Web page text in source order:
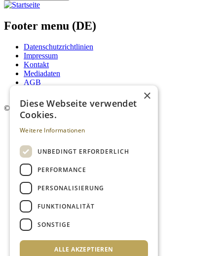
Footer menu (DE)
Datenschutzrichtlinien
Impressum
Kontakt
Mediadaten
AGB
© 2026. Alle Rechte vorbehalten.
×
Diese Webseite verwendet
Cookies.
Weitere Informationen
UNBEDINGT ERFORDERLICH
PERFORMANCE
PERSONALISIERUNG
FUNKTIONALITÄT
SONSTIGE
ALLE AKZEPTIEREN